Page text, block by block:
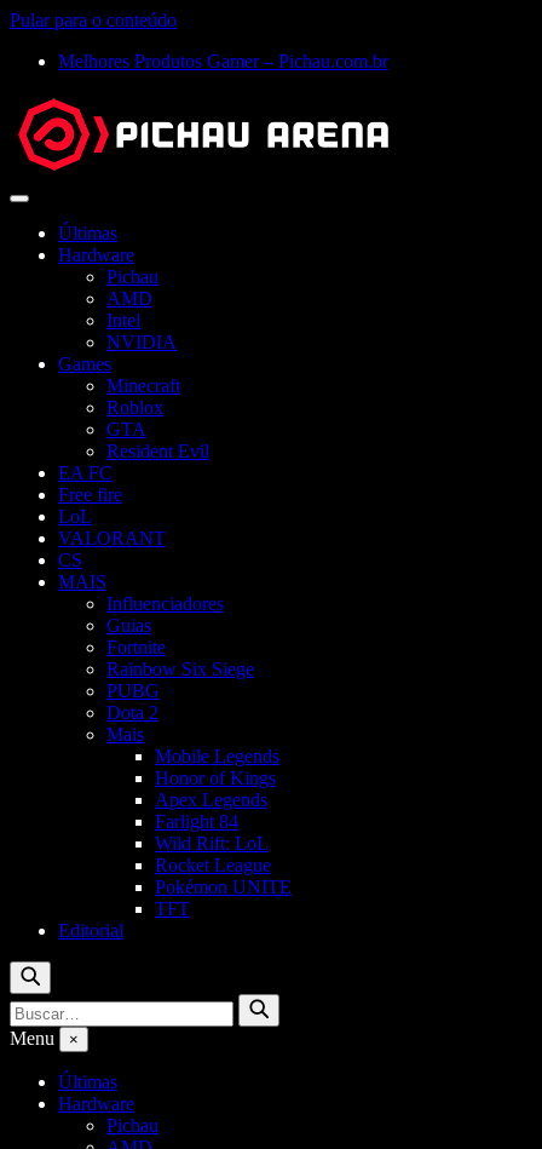
Pular para o conteúdo
Melhores Produtos Gamer – Pichau.com.br
Abrir
Últimas
Hardware
Pichau
AMD
Intel
NVIDIA
Games
Minecraft
Roblox
GTA
Resident Evil
EA FC
Free fire
LoL
VALORANT
CS
MAIS
Influenciadores
Guias
Fortnite
Rainbow Six Siege
PUBG
Dota 2
Mais
Mobile Legends
Honor of Kings
Apex Legends
Farlight 84
Wild Rift: LoL
Rocket League
Pokémon UNITE
TFT
Editorial
Buscar
Buscar
por:
Buscar
Menu ×
Últimas
Hardware
Pichau